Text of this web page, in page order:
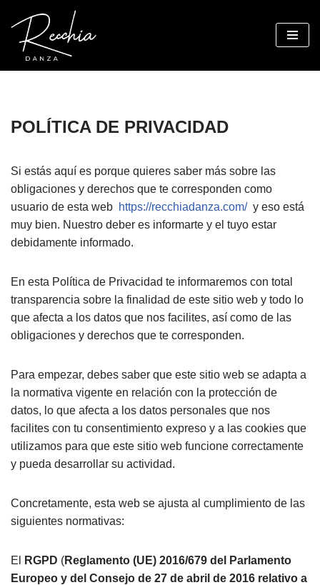
Saltar
contenido
POLÍTICA DE PRIVACIDAD
Si estás aquí es porque quieres saber más sobre las
obligaciones y derechos que te corresponden como
usuario de esta web https://recchiadanza.com/y eso está
muy bien. Nuestro deber es informarte y el tuyo estar
debidamente informado.
En esta Política de Privacidad te informaremos con total
transparencia sobre la finalidad de este sitio web y todo lo
que afecta a los datos que nos facilites, así como de las
obligaciones y derechos que te corresponden.
Para empezar, debes saber que este sitio web se adapta a
la normativa vigente en relación con la protección de
datos, lo que afecta a los datos personales que nos
facilites con tu consentimiento expreso y a las cookies que
utilizamos para que este sitio web funcione correctamente
y pueda desarrollar su actividad.
Concretamente, esta web se ajusta al cumplimiento de las
siguientes normativas:
El RGPD (Reglamento (UE) 2016/679 del Parlamento
Europeo y del Consejo de 27 de abril de 2016 relativo a